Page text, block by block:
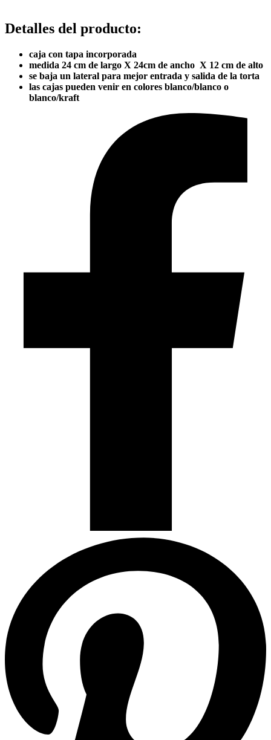
Detalles del producto:
caja con tapa incorporada
medida 24 cm de largo X 24cm de ancho X 12 cm de alto
se baja un lateral para mejor entrada y salida de la torta
las cajas pueden venir en colores blanco/blanco o
blanco/kraft